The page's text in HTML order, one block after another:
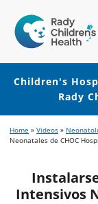
Hospital
of
Orange
County
Children's
Rady
to
to
Home » Videos »
Neonatales de CHOC
Intensivos